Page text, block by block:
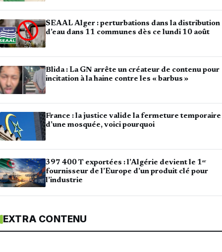
SEAAL Alger : perturbations dans la distribution
d’eau dans 11 communes dès ce lundi 10 août
Blida : La GN arrête un créateur de contenu pour
incitation à la haine contre les « barbus »
France : la justice valide la fermeture temporaire
d’une mosquée, voici pourquoi
397 400 T exportées : l’Algérie devient le 1ᵉʳ
fournisseur de l’Europe d’un produit clé pour
l’industrie
EXTRA CONTENU